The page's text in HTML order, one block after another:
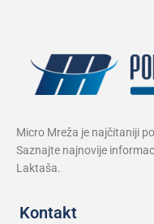
Micro Mreža je najčitaniji
Saznajte najnovije
Laktaša.
Kontakt